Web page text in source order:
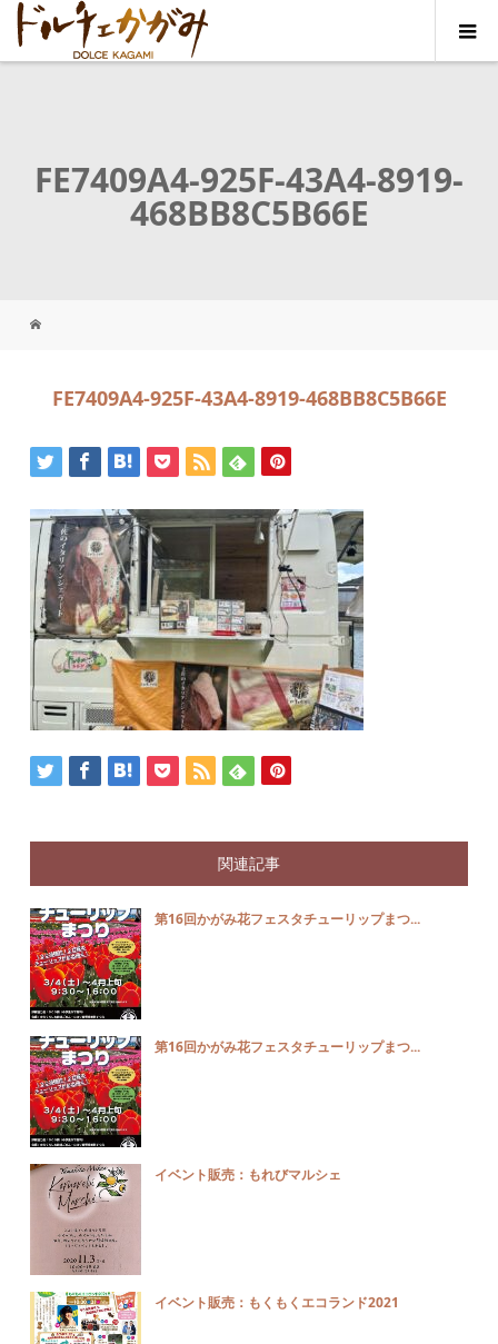
FE7409A4-925F-43A4-8919-
468BB8C5B66E
FE7409A4-925F-43A4-8919-468BB8C5B66E
関連記事
第16回かがみ花フェスタチューリップまつ...
第16回かがみ花フェスタチューリップまつ...
イベント販売：もれびマルシェ
イベント販売：もくもくエコランド2021